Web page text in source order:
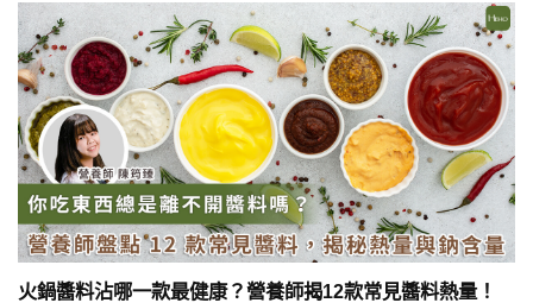
火鍋醬料沾哪一款最健康？營養師揭12款常見醬料熱量！